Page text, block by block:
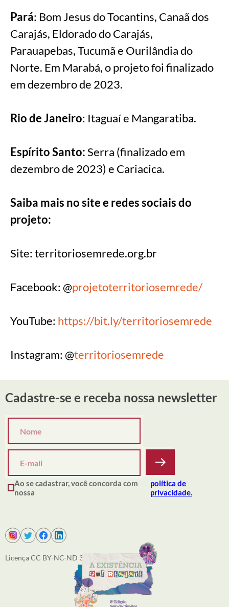
Pará: Bom Jesus do Tocantins, Canaã dos
Carajás, Eldorado do Carajás,
Parauapebas, Tucumã e Ourilândia do
Norte. Em Marabá, o projeto foi finalizado
em dezembro de 2023.
Rio de Janeiro: Itaguaí e Mangaratiba.
Espírito Santo:Serra (finalizado em
dezembro de 2023) e Cariacica.
Saiba mais no site e redes sociais do
projeto:
Site: territoriosemrede.org.br
Facebook: @projetoterritoriosemrede/
YouTube: https://bit.ly/territoriosemrede
Instagram: @territoriosemrede
Cadastre-se e receba nossa newsletter
Ao se cadastrar, você concorda com
nossa
política de
privacidade.
Licença CC BY-NC-ND 3.0